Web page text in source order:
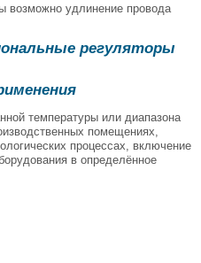
возможно удлинение провода
регуляторы
температуры или диапазона
помещениях,
процессах, включение
в определённое